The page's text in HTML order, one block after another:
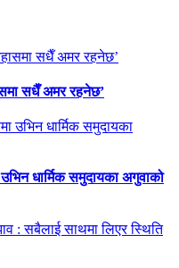
सधैँ अमर रहनेछ’
उभिन धार्मिक समुदायका अगुवाको